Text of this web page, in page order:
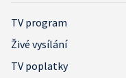
TV program
Živé vysílání
TV poplatky